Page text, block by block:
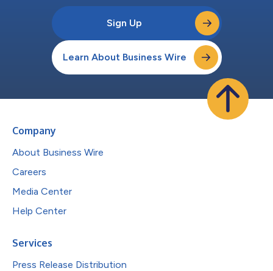
Sign Up
Learn About Business Wire
Company
About Business Wire
Careers
Media Center
Help Center
Services
Press Release Distribution